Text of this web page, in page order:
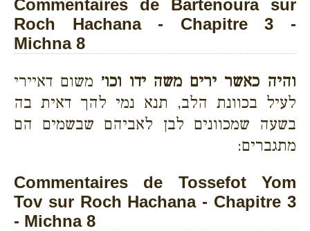
Commentaires de Bartenoura sur
Roch Hachana - Chapitre 3 -
Michna 8
והיה כאשר ירים משה ידו וכו׳ משום דאיירי
לעיל בכוונת הלב, תנא נמי להך דאית בה
בשעה שמכוונים לבן לאביהם שבשמים הם
מתגברים:
Commentaires de Tossefot Yom
Tov sur Roch Hachana - Chapitre 3
- Michna 8